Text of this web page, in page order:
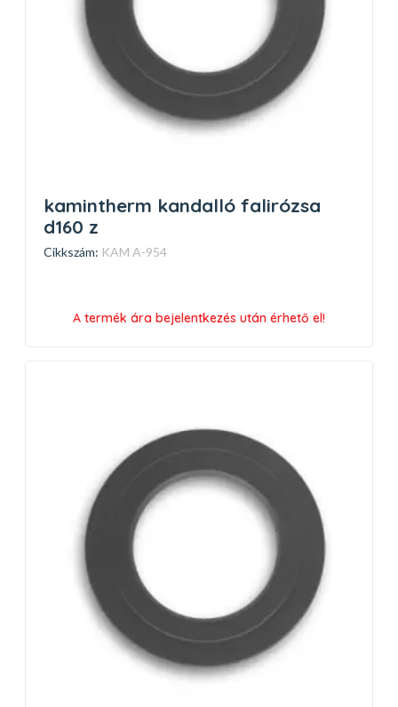
kamintherm kandalló falirózsa
d160 z
Cikkszám: KAM A-954
A termék ára bejelentkezés után érhető el!